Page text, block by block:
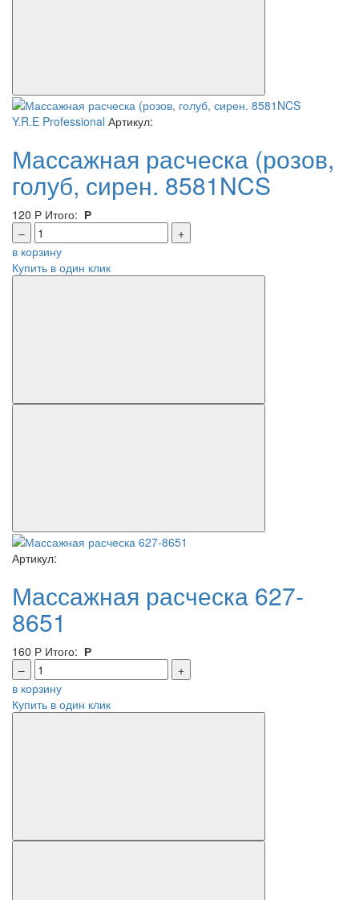
Y.R.E Professional Артикул:
Массажная расческа (розов,
голуб, сирен. 8581NCS
120 Р Итого: Р
–
+
в корзину
Купить в один клик
Артикул:
Массажная расческа 627-
8651
160 Р Итого: Р
–
+
в корзину
Купить в один клик